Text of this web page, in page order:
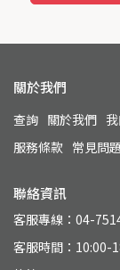
關於我們
查詢 關於我們
服務條款 常見問題
聯絡資訊
客服專線：04-
客服時間：10:00-